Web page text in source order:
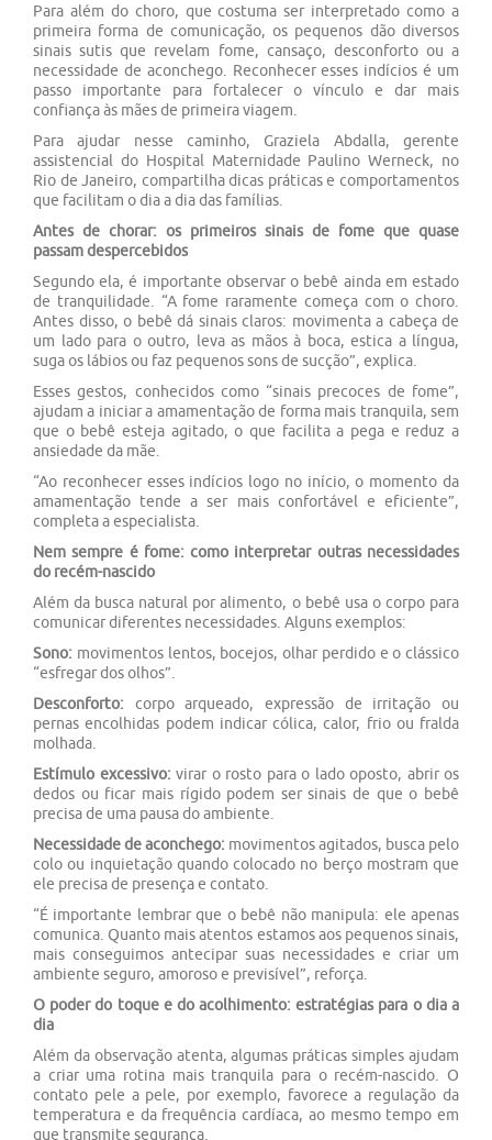
Para além do choro, que costuma ser interpretado como a
primeira forma de comunicação, os pequenos dão diversos
sinais sutis que revelam fome, cansaço, desconforto ou a
necessidade de aconchego. Reconhecer esses indícios é um
passo importante para fortalecer o vínculo e dar mais
confiança às mães de primeira viagem.
Para ajudar nesse caminho, Graziela Abdalla, gerente
assistencial do Hospital Maternidade Paulino Werneck, no
Rio de Janeiro, compartilha dicas práticas e comportamentos
que facilitam o dia a dia das famílias.
Antes de chorar: os primeiros sinais de fome que quase
passam despercebidos
Segundo ela, é importante observar o bebê ainda em estado
de tranquilidade. “A fome raramente começa com o choro.
Antes disso, o bebê dá sinais claros: movimenta a cabeça de
um lado para o outro, leva as mãos à boca, estica a língua,
suga os lábios ou faz pequenos sons de sucção”, explica.
Esses gestos, conhecidos como “sinais precoces de fome”,
ajudam a iniciar a amamentação de forma mais tranquila, sem
que o bebê esteja agitado, o que facilita a pega e reduz a
ansiedade da mãe.
“Ao reconhecer esses indícios logo no início, o momento da
amamentação tende a ser mais confortável e eficiente”,
completa a especialista.
Nem sempre é fome: como interpretar outras necessidades
do recém-nascido
Além da busca natural por alimento, o bebê usa o corpo para
comunicar diferentes necessidades. Alguns exemplos:
Sono: movimentos lentos, bocejos, olhar perdido e o clássico
“esfregar dos olhos”.
Desconforto: corpo arqueado, expressão de irritação ou
pernas encolhidas podem indicar cólica, calor, frio ou fralda
molhada.
Estímulo excessivo: virar o rosto para o lado oposto, abrir os
dedos ou ficar mais rígido podem ser sinais de que o bebê
precisa de uma pausa do ambiente.
Necessidade de aconchego: movimentos agitados, busca pelo
colo ou inquietação quando colocado no berço mostram que
ele precisa de presença e contato.
“É importante lembrar que o bebê não manipula: ele apenas
comunica. Quanto mais atentos estamos aos pequenos sinais,
mais conseguimos antecipar suas necessidades e criar um
ambiente seguro, amoroso e previsível”, reforça.
O poder do toque e do acolhimento: estratégias para o dia a
dia
Além da observação atenta, algumas práticas simples ajudam
a criar uma rotina mais tranquila para o recém-nascido. O
contato pele a pele, por exemplo, favorece a regulação da
temperatura e da frequência cardíaca, ao mesmo tempo em
que transmite segurança.